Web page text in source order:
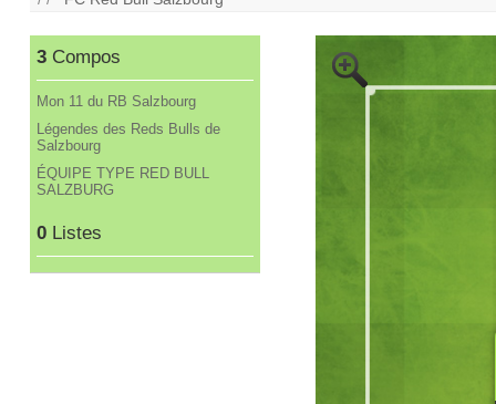
3 Compos
Mon 11 du RB Salzbourg
Légendes des Reds Bulls de
Salzbourg
ÉQUIPE TYPE RED BULL
SALZBURG
0 Listes